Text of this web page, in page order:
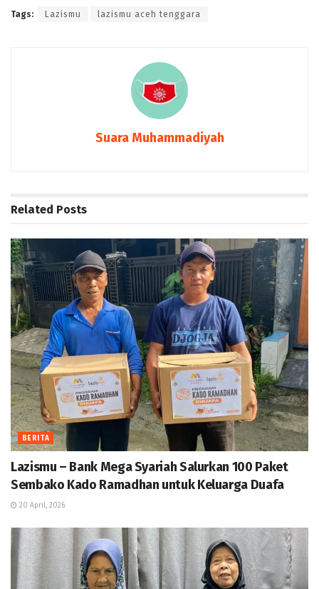
Tags: Lazismu lazismu aceh tenggara
Suara Muhammadiyah
Related Posts
BERITA
Lazismu – Bank Mega Syariah Salurkan 100 Paket
Sembako Kado Ramadhan untuk Keluarga Duafa
20 April, 2026